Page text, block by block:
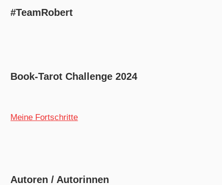
#TeamRobert
Book-Tarot Challenge 2024
Meine Fortschritte
Autoren / Autorinnen